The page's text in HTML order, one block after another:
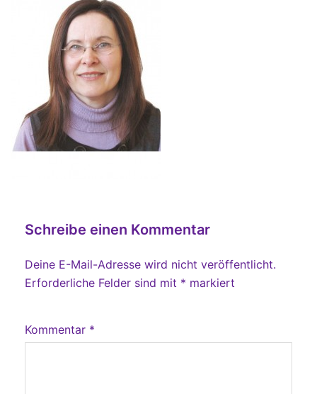
Schreibe einen Kommentar
Deine E-Mail-Adresse wird nicht veröffentlicht.
Erforderliche Felder sind mit * markiert
Kommentar *